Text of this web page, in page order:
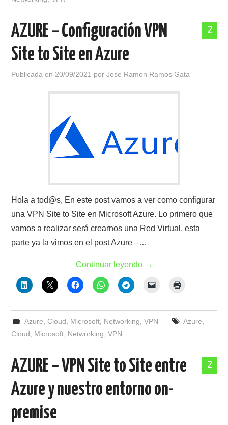
2
AZURE – Configuración VPN
Site to Site en Azure
Publicada en 20/09/2021 porJose Ramon Ramos Gata
Hola a tod@s, En este post vamos a ver como configurar
una VPN Site to Site en Microsoft Azure. Lo primero que
vamos a realizar será crearnos una Red Virtual, esta
parte ya la vimos en el post Azure –…
Continuar leyendo →
Azure Cloud Microsoft, Networking VPN Azure
Cloud
Microsoft Networking ,VPN
2
AZURE – VPN Site to Site entre
Azure y nuestro entorno on-
premise